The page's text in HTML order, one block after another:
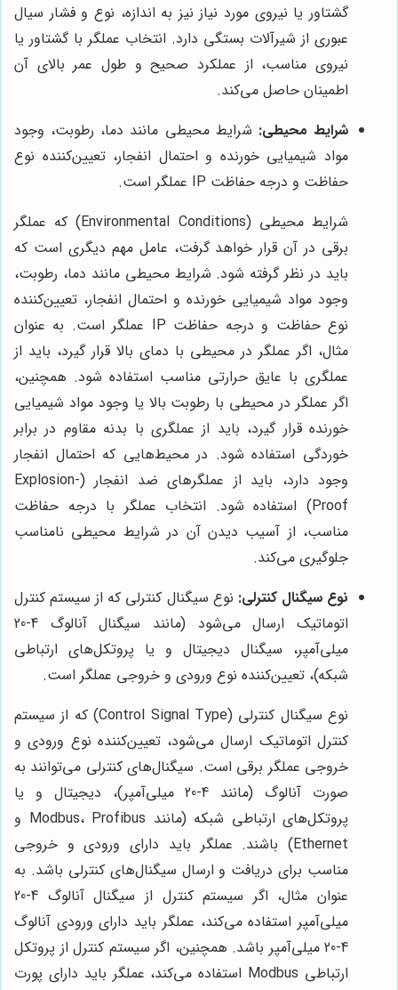
گشتاور یا نیروی مورد نیاز نیز به اندازه، نوع و فشار سیال
عبوری از شیرآلات بستگی دارد. انتخاب عملگر با گشتاور یا
نیروی مناسب، از عملکرد صحیح و طول عمر بالای آن
اطمینان حاصل می‌کند.
شرایط محیطی: شرایط محیطی مانند دما، رطوبت، وجود
مواد شیمیایی خورنده و احتمال انفجار، تعیین‌کننده نوع
حفاظت و درجه حفاظت IP عملگر است.
شرایط محیطی (Environmental Conditions) که عملگر
برقی در آن قرار خواهد گرفت، عامل مهم دیگری است که
باید در نظر گرفته شود. شرایط محیطی مانند دما، رطوبت،
وجود مواد شیمیایی خورنده و احتمال انفجار، تعیین‌کننده
نوع حفاظت و درجه حفاظت IP عملگر است. به عنوان
مثال، اگر عملگر در محیطی با دمای بالا قرار گیرد، باید از
عملگری با عایق حرارتی مناسب استفاده شود. همچنین،
اگر عملگر در محیطی با رطوبت بالا یا وجود مواد شیمیایی
خورنده قرار گیرد، باید از عملگری با بدنه مقاوم در برابر
خوردگی استفاده شود. در محیط‌هایی که احتمال انفجار
وجود دارد، باید از عملگرهای ضد انفجار (Explosion-
Proof) استفاده شود. انتخاب عملگر با درجه حفاظت
مناسب، از آسیب دیدن آن در شرایط محیطی نامناسب
جلوگیری می‌کند.
نوع سیگنال کنترلی: نوع سیگنال کنترلی که از سیستم کنترل
اتوماتیک ارسال می‌شود (مانند سیگنال آنالوگ 4-20
میلی‌آمپر، سیگنال دیجیتال و یا پروتکل‌های ارتباطی
شبکه)، تعیین‌کننده نوع ورودی و خروجی عملگر است.
نوع سیگنال کنترلی (Control Signal Type) که از سیستم
کنترل اتوماتیک ارسال می‌شود، تعیین‌کننده نوع ورودی و
خروجی عملگر برقی است. سیگنال‌های کنترلی می‌توانند به
صورت آنالوگ (مانند 4-20 میلی‌آمپر)، دیجیتال و یا
پروتکل‌های ارتباطی شبکه (مانند Modbus، Profibus و
Ethernet) باشند. عملگر باید دارای ورودی و خروجی
مناسب برای دریافت و ارسال سیگنال‌های کنترلی باشد. به
عنوان مثال، اگر سیستم کنترل از سیگنال آنالوگ 4-20
میلی‌آمپر استفاده می‌کند، عملگر باید دارای ورودی آنالوگ
4-20 میلی‌آمپر باشد. همچنین، اگر سیستم کنترل از پروتکل
ارتباطی Modbus استفاده می‌کند، عملگر باید دارای پورت